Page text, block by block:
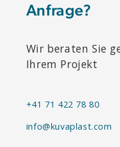
Anfrage?
Wir beraten Sie
Ihrem Projekt
+41 71 422 78 80
info@kuvaplast.com